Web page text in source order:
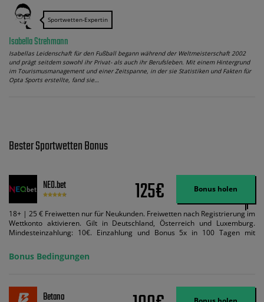
Sportwetten-Expertin
Isabella Strehmann
Isabellas Leidenschaft für den Fußball begann während der Weltmeisterschaft 2002
und prägt seitdem sowohl ihr Privat- als auch ihr Berufsleben. Mit einem Hintergrund
im Tourismusmanagement und einer Zeitspanne, in der sie Statistiken und Fakten für
Opta Sports erstellte, fand sie…
Bester Sportwetten Bonus
NEO.bet 125€ Bonus holen
18+ | 25 € Freiwetten nur für Neukunden. Freiwetten nach Registrierung im
Wettkonto aktivieren. Gilt in Deutschland, Österreich und Luxemburg.
Mindesteinzahlung: 10€. Einzahlung und Bonus 5x in 100 Tagen mit
Bedingungen können geändert werden. AGB gelten. Lizenziert; Hilfe bei
Suchtrisiken: buwei.de.
Bonus Bedingungen
Betano